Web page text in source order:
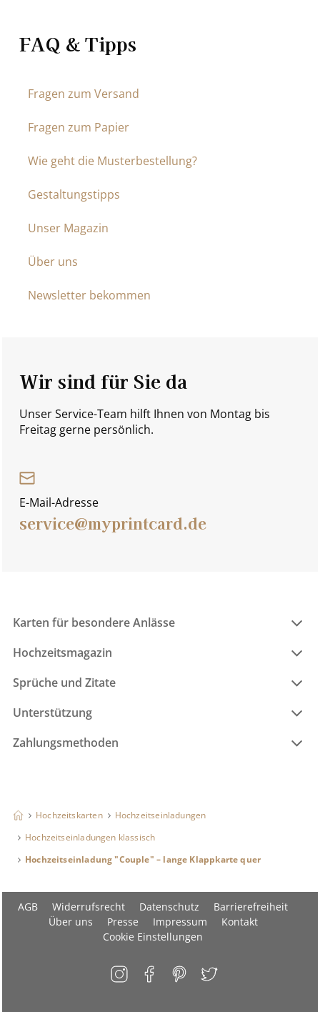
FAQ & Tipps
Fragen zum Versand
Fragen zum Papier
Wie geht die Musterbestellung?
Gestaltungstipps
Unser Magazin
Über uns
Newsletter bekommen
Wir sind für Sie da
Unser Service-Team hilft Ihnen von Montag bis
Freitag gerne persönlich.
E-Mail-Adresse
service@myprintcard.de
Karten für besondere Anlässe
Hochzeitsmagazin
Sprüche und Zitate
Unterstützung
Zahlungsmethoden
Hochzeitskarten
Hochzeitseinladungen
Hochzeitseinladungen klassisch
Hochzeitseinladung "Couple" – lange Klappkarte quer
AGB Widerrufsrecht Datenschutz
Barrierefreiheit
Über uns
Presse Impressum
Kontakt
Cookie Einstellungen